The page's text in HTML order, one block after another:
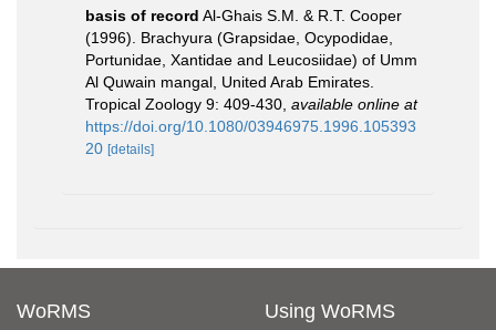
basis of record Al-Ghais S.M. & R.T. Cooper
(1996). Brachyura (Grapsidae, Ocypodidae,
Portunidae, Xantidae and Leucosiidae) of Umm
Al Quwain mangal, United Arab Emirates.
Tropical Zoology 9: 409-430 available online at
https://doi.org/10.1080/03946975.1996.105393
20 [details]
WoRMS Using WoRMS